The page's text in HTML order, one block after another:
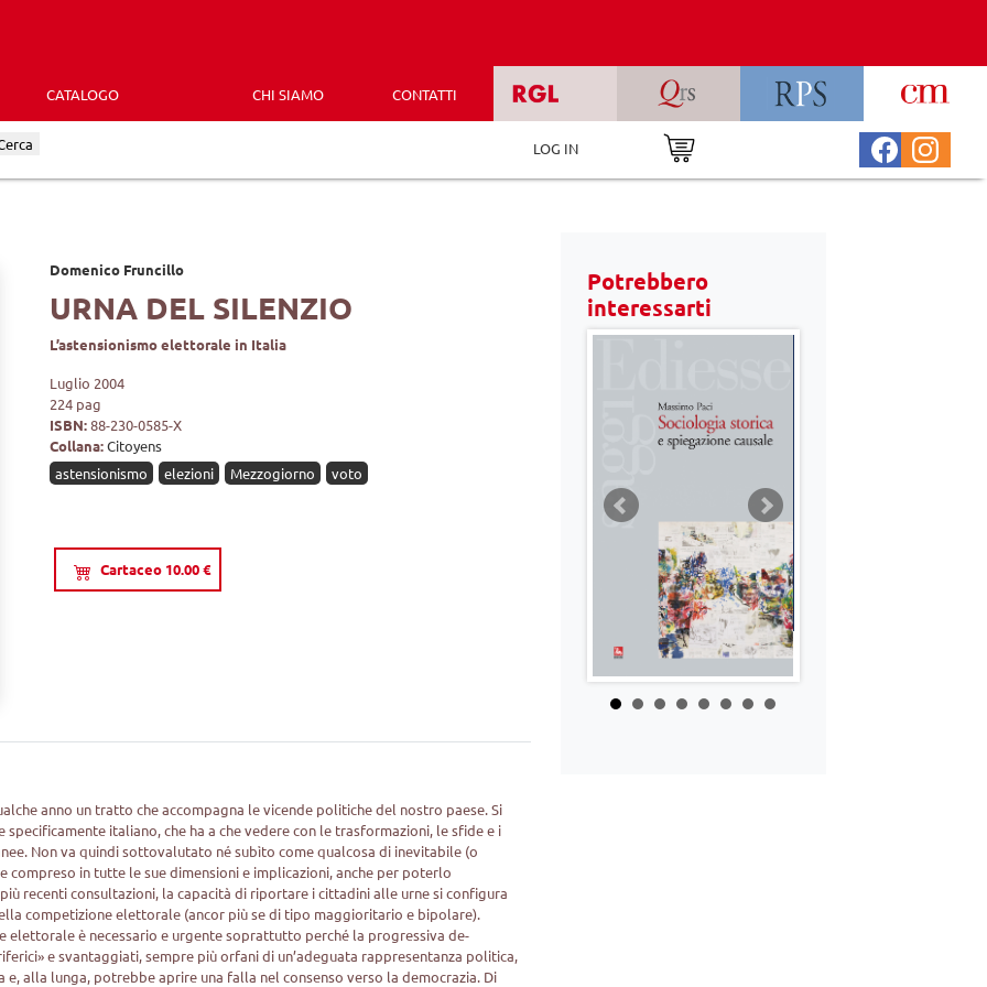
CATALOGO CHI SIAMO CONTATTI
LOG IN
Domenico Fruncillo
URNA DEL SILENZIO
L’astensionismo elettorale in Italia
Luglio 2004
224 pag
ISBN:88-230-0585-X
Collana:Citoyens
astensionismo
elezioni Mezzogiorno voto
Cartaceo 10.00 €
anno un tratto che accompagna le vicende politiche del nostro paese. Si
italiano, che ha a che vedere con le trasformazioni, le sfide e i
Non va quindi sottovalutato né subìto come qualcosa di inevitabile (o
in tutte le sue dimensioni e implicazioni, anche per poterlo
recenti consultazioni, la capacità di riportare i cittadini alle urne si configura
competizione elettorale (ancor più se di tipo maggioritario e bipolare).
è necessario e urgente soprattutto perché la progressiva de-
e svantaggiati, sempre più orfani di un’adeguata rappresentanza politica,
alla lunga, potrebbe aprire una falla nel consenso verso la democrazia. Di
Potrebbero
interessarti